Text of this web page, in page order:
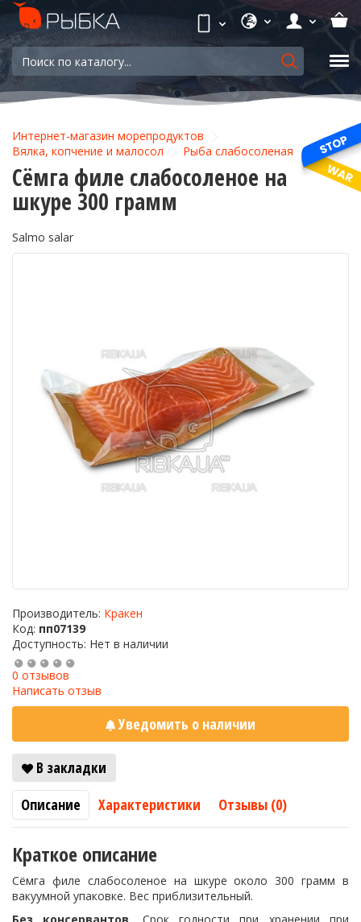
Интернет-магазин морепродуктов
Вялка, копчение и малосол
Рыба слабосоленая
Сёмга филе слабосоленое на
шкуре 300 грамм
Salmo salar
Производитель: Кракен
Код: пп07139
Доступность: Нет в наличии
0 отзывов
Написать отзыв
Уведомить о наличии
В закладки
Описание
Характеристики Отзывы (0)
Краткое описание
Сёмга филе слабосоленое на шкуре около 300 грамм в
вакуумной упаковке. Вес приблизительный.